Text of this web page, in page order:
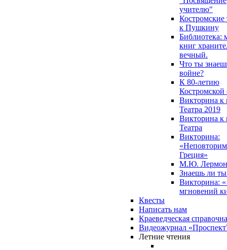
учителю"
к Пушкину
Библиотека:
книг
вечный.
Что ты
войне?
К 80-летию
Костромской
Викторина к
Театра 2019
Викторина к
Театра
Викторина:
Греция»
М.Ю.
Знаешь ли
Викторина:
мгновений
Квесты
Написать нам
Краеведческая
Видеожурнал
Летние чтения